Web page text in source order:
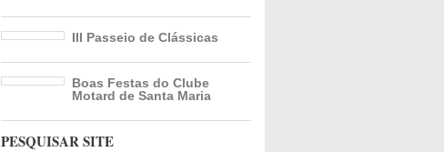
III Passeio de Clássicas
Boas Festas do Clube
Motard de Santa Maria
PESQUISAR SITE